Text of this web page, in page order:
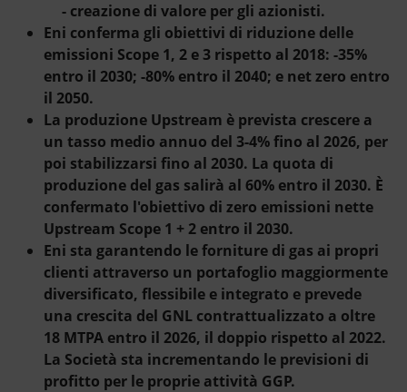
- creazione di valore per gli azionisti.
Eni conferma gli obiettivi di riduzione delle
emissioni Scope 1, 2 e 3 rispetto al 2018: -35%
entro il 2030; -80% entro il 2040; e net zero entro
il 2050.
La produzione Upstream è prevista crescere a
un tasso medio annuo del 3-4% fino al 2026, per
poi stabilizzarsi fino al 2030. La quota di
produzione del gas salirà al 60% entro il 2030. È
confermato l'obiettivo di zero emissioni nette
Upstream Scope 1 + 2 entro il 2030.
Eni sta garantendo le forniture di gas ai propri
clienti attraverso un portafoglio maggiormente
diversificato, flessibile e integrato e prevede
una crescita del GNL contrattualizzato a oltre
18 MTPA entro il 2026, il doppio rispetto al 2022.
La Società sta incrementando le previsioni di
profitto per le proprie attività GGP.